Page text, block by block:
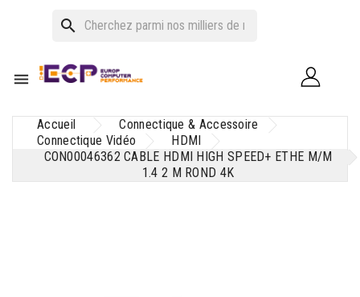
search

Accueil
Connectique & Accessoire
Connectique Vidéo
HDMI
CON00046362 CABLE HDMI HIGH SPEED+ ETHE M/M
1.4 2 M ROND 4K